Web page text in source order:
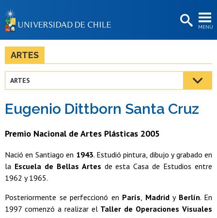
MENÚ
BIBLIOTECAS
Estudiantes
Académicas/os
Funcionarias/os
ARTES
ARTES
Eugenio Dittborn Santa Cruz
Premio Nacional de Artes Plásticas 2005
Nació en Santiago en 1943. Estudió pintura, dibujo y grabado en
la Escuela de Bellas Artes de esta Casa de Estudios entre
1962 y 1965.
Posteriormente se perfeccionó en París, Madridy Berlín. En
1997 comenzó a realizar el Taller de Operaciones Visuales